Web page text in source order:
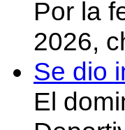
Por la
2026,
Se dio
El